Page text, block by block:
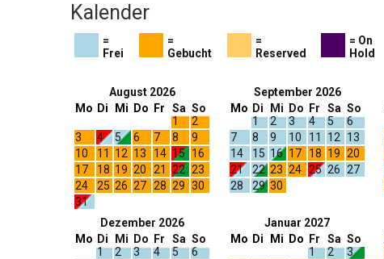
Kalender
=
Frei
=
Gebucht
=
Reserved
= On
Hold
August 2026
Mo Di Mi Do Fr
Sa
1
So
2
3
4 5 6 7 8
9
10
11 12 13 14 15 16
17
18 19 20 21 22 23
24
25 26 27 28 29 30
31
September 2026
Mo Di
1
Mi
2
Do
3
Fr
4
Sa
5
So
6
7
8 9 10 11 12
13
14
15 16 17 18 19 20
21
22 23 24 25 26 27
28
29 30
Dezember 2026
Mo Di
1
Mi
2
Do
3
Fr
4
Sa
5
So
6
Januar 2027
Mo Di Mi Do
Fr
1
Sa
2
So
3